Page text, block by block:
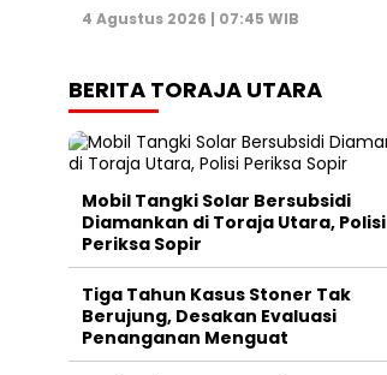
4 Agustus 2026 | 07:45 WIB
BERITA TORAJA UTARA
Mobil Tangki Solar Bersubsidi
Diamankan di Toraja Utara, Polisi
Periksa Sopir
Tiga Tahun Kasus Stoner Tak
Berujung, Desakan Evaluasi
Penanganan Menguat